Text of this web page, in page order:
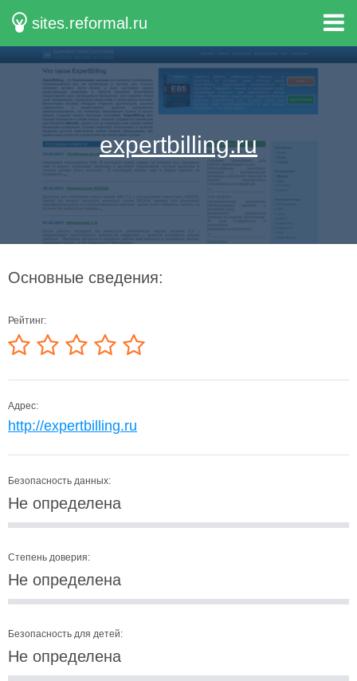
sites.reformal.ru
expertbilling.ru
Основные сведения:
Рейтинг:
Адрес:
http://expertbilling.ru
Безопасность данных:
Не определена
Степень доверия:
Не определена
Безопасность для детей:
Не определена